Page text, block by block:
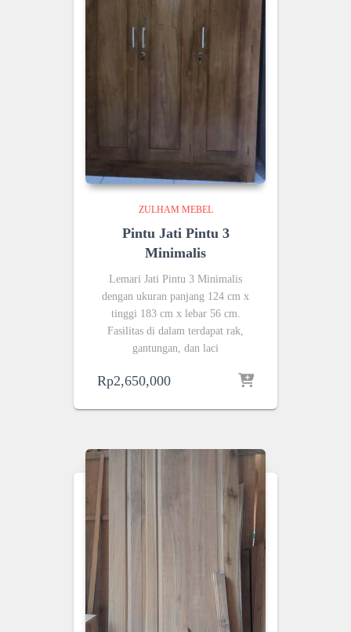
ZULHAM MEBEL
Pintu Jati Pintu 3
Minimalis
Lemari Jati Pintu 3 Minimalis
dengan ukuran panjang 124 cm x
tinggi 183 cm x lebar 56 cm.
Fasilitas di dalam terdapat rak,
gantungan, dan laci
Rp2,650,000